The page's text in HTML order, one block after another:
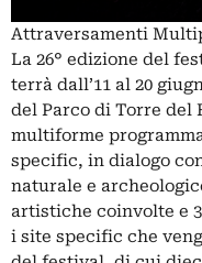
Attraversamenti
La 26° edizione del
terrà dall’11 al 20
del Parco di Torre del
multiforme
specific, in dialogo
naturale e
artistiche coinvolte e
i site specific che